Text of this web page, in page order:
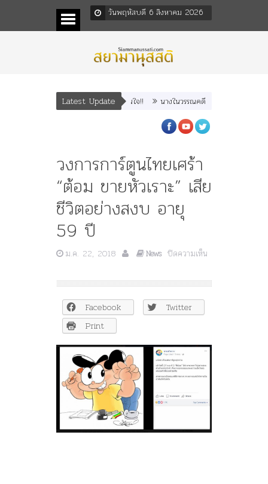
วันพฤหัสบดี 6 สิงหาคม 2026
Latest Update
! ร.๙ ฝากต้นจามจุรีและเพลงไว้เตือนใจ!! นางในวรรณคดี พระราชนิพนธ์ในพระบ
วงการการ์ตูนไทยเศร้า
“ต้อม ขายหัวเราะ” เสีย
ชีวิตอย่างสงบ อายุ
59 ปี
ม.ค. 22, 2018 News ปิดความเห็น
วงการ
การ์ตูน
ไทย
เศร้า
“ต้อม
ขาย
หัวเราะ”
อย่าง
อายุ
ปี
Facebook
Twitter
Print